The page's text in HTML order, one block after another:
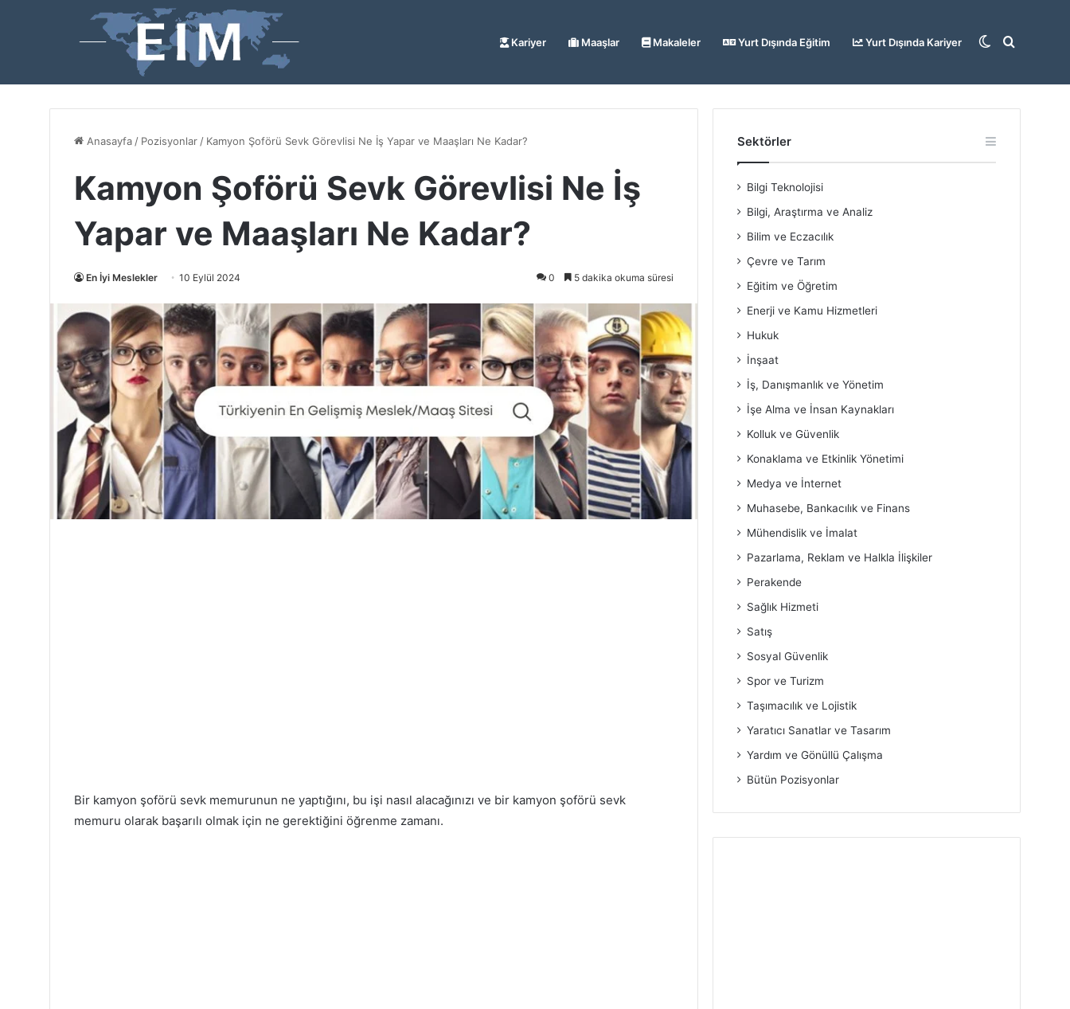
Kariyer Maaşlar Makaleler Yurt Dışında Eğitim Yurt Dışında Kariyer Arama
Dış
Anasayfa / Pozisyonlar / Kamyon Şoförü Sevk Görevlisi Ne İş Yapar ve Maaşları Ne Kadar?
Kamyon Şoförü Sevk Görevlisi Ne İş
Yapar ve Maaşları Ne Kadar?
En İyi Meslekler 10 Eylül 2024 0 5 dakika okuma süresi
Bir kamyon şoförü sevk memurunun ne yaptığını, bu işi nasıl alacağınızı ve bir kamyon şoförü sevk
memuru olarak başarılı olmak için ne gerektiğini öğrenme zamanı.
Sektörler
Bilgi Teknolojisi
Bilgi, Araştırma ve Analiz
Bilim ve Eczacılık
Çevre ve Tarım
Eğitim ve Öğretim
Enerji ve Kamu Hizmetleri
Hukuk
İnşaat
İş, Danışmanlık ve Yönetim
İşe Alma ve İnsan Kaynakları
Kolluk ve Güvenlik
Konaklama ve Etkinlik Yönetimi
Medya ve İnternet
Muhasebe, Bankacılık ve Finans
Mühendislik ve İmalat
Pazarlama, Reklam ve Halkla İlişkiler
Perakende
Sağlık Hizmeti
Satış
Sosyal Güvenlik
Spor ve Turizm
Taşımacılık ve Lojistik
Yaratıcı Sanatlar ve Tasarım
Yardım ve Gönüllü Çalışma
Bütün Pozisyonlar